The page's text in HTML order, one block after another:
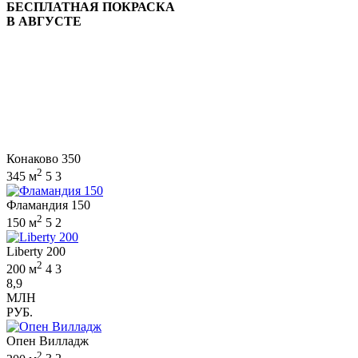
БЕСПЛАТНАЯ ПОКРАСКА
В АВГУСТЕ
Конаково 350
345 м2 5 3
Фламандия 150
150 м2 5 2
Liberty 200
200 м2 4 3
8,9
МЛН
РУБ.
Опен Вилладж
2